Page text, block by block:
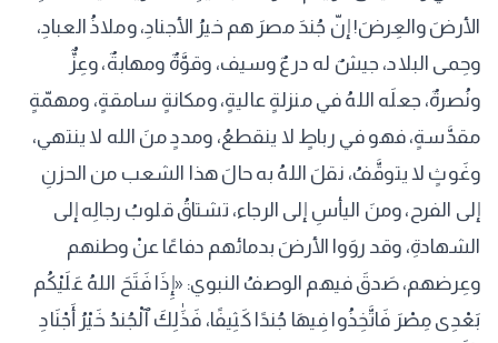
الأرضَ والعِرضَ! إنّ جُندَ مصرَ هم خيرُ الأجنادِ، وملاذُ العبادِ،
وحِمى البلاد، جيشٌ له درعٌ وسيف، وقوَّةٌ ومهابةٌ، وعِزٌّ
ونُصرةٌ، جعلَه اللهُ في منزلةٍ عاليةٍ، ومكانةٍ سامقةٍ، ومهمّةٍ
مقدَّسةٍ، فهو في رباطٍ لا ينقطعُ، ومددٍ منَ الله لا ينتهي،
وغَوثٍ لا يتوقَّفُ، نقلَ اللهُ به حالَ هذا الشعب من الحزنِ
إلى الفرح، ومنَ اليأسِ إلى الرجاء، تشتاقُ قلوبُ رجالِه إلى
الشهادةِ، وقد روَوا الأرضَ بدمائهم دفاعًا عنْ وطنهم
وعِرضهم، صَدقَ فيهم الوصفُ النبوي: «إِذَا فَتَحَ اللهُ عَلَيْكُم
بَعْدِى مِصْرَ فَاتَّخِذُوا فِيهَا جُندًا كَثِيفًا، فَذَٰلِكَ ٱلْجُندُ خَيْرُ أَجْنَادِ